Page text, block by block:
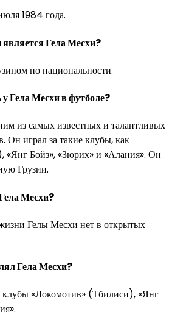
1984 года.
Гела Месхи?
по национальности.
Гела Месхи в футболе?
из самых известных и талантливых
Он играл за такие клубы, как
«Янг Бойз», «Зюрих» и «Алания». Он
Грузии.
Месхи?
Гелы Месхи нет в открытых
Гела Месхи?
клубы «Локомотив» (Тбилиси), «Янг